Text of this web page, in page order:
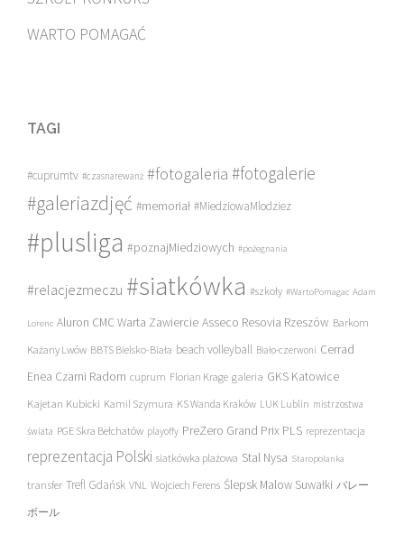
WARTO POMAGAĆ
TAGI
#cuprumtv #czasnarewanż #fotogaleria #fotogalerie
#galeriazdjęć #memoriał #MiedziowaMlodziez
#plusliga #poznajMiedziowych #pożegnania
#relacjezmeczu #siatkówka #szkoły #WartoPomagac Adam
Lorenc Aluron CMC Warta Zawiercie Asseco Resovia Rzeszów Barkom
Każany Lwów BBTS Bielsko-Biała beach volleyball Biało-czerwoni Cerrad
Enea Czarni Radom cuprum Florian Krage galeria GKS Katowice
Kajetan Kubicki Kamil Szymura KS Wanda Kraków LUK Lublin mistrzostwa
świata PGE Skra Bełchatów playoffy PreZero Grand Prix PLS reprezentacja
reprezentacja Polski siatkówka plażowa Stal Nysa Staropolanka
transfer Trefl Gdańsk VNL Wojciech Ferens Ślepsk Malow Suwałki バレー
ボール